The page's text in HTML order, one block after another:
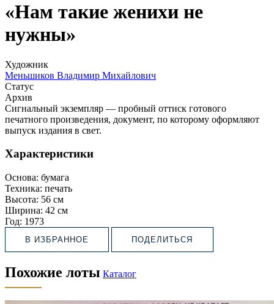
«Нам такие женихи не
нужны»
Художник
Меньшиков Владимир Михайлович
Статус
Архив
Сигнальный экземпляр — пробный оттиск готового
печатного произведения, документ, по которому оформляют
выпуск издания в свет.
Характеристики
Основа: бумага
Техника: печать
Высота: 56 см
Ширина: 42 см
Год: 1973
В ИЗБРАННОЕ ПОДЕЛИТЬСЯ
Похожие лоты Каталог